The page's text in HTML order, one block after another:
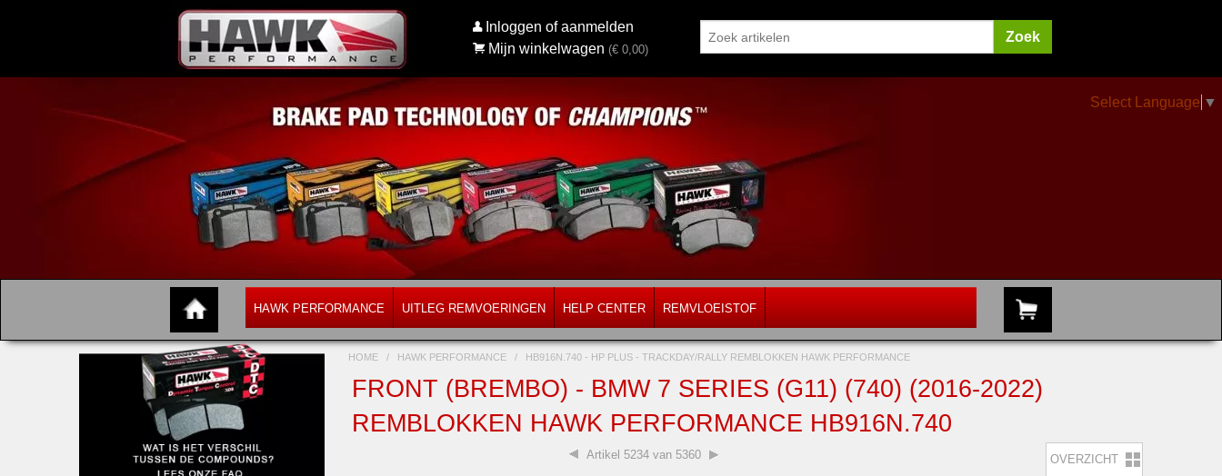
Inloggen of aanmelden
Mijn winkelwagen (€0,00)
Select Language ▼
HAWK PERFORMANCE UITLEG REMVOERINGEN HELP CENTER REMVLOEISTOF
HOME / HAWK PERFORMANCE / HB916N.740 - HP PLUS - TRACKDAY/RALLY REMBLOKKEN HAWK PERFORMANCE
FRONT (BREMBO) - BMW 7 SERIES (G11) (740) (2016-2022)
REMBLOKKEN HAWK PERFORMANCE HB916N.740
Artikel 5234 van 5360 OVERZICHT